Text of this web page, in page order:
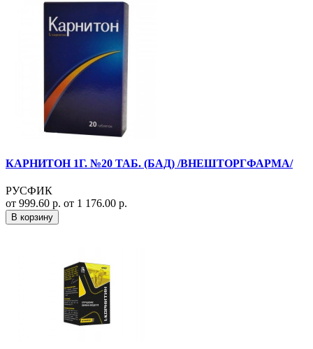
КАРНИТОН 1Г. №20 ТАБ. (БАД) /ВНЕШТОРГФАРМА/
РУСФИК
от 999.60 р. от 1 176.00 р.
В корзину